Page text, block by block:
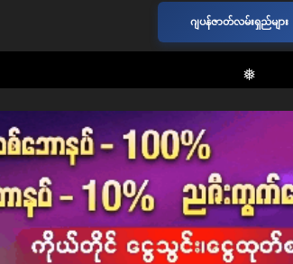
❅
❅
❅
ဂျပန်ဇာတ်လမ်းရှည်များ